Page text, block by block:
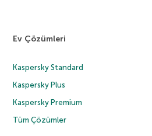
Ev Çözümleri
Kaspersky Standard
Kaspersky Plus
Kaspersky Premium
Tüm Çözümler